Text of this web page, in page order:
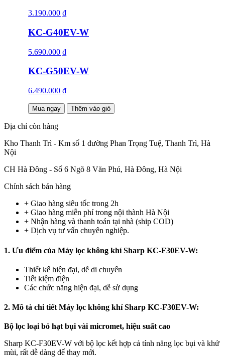
3.190.000 ₫
KC-G40EV-W
5.690.000 ₫
KC-G50EV-W
6.490.000 ₫
Mua ngay Thêm vào giỏ
Địa chỉ còn hàng
Kho Thanh Trì - Km số 1 đường Phan Trọng Tuệ, Thanh Trì, Hà
Nội
CH Hà Đông - Số 6 Ngõ 8 Văn Phú, Hà Đông, Hà Nội
Chính sách bán hàng
+ Giao hàng siêu tốc trong 2h
+ Giao hàng miễn phí trong nội thành Hà Nội
+ Nhận hàng và thanh toán tại nhà (ship COD)
+ Dịch vụ tư vấn chuyên nghiệp.
1. Ưu điểm của Máy lọc không khí Sharp KC-F30EV-W:
Thiết kế hiện đại, dễ di chuyển
Tiết kiệm điện
Các chức năng hiện đại, dễ sử dụng
2. Mô tả chi tiết Máy lọc không khí Sharp KC-F30EV-W:
Bộ lọc loại bỏ hạt bụi vài micromet, hiệu suất cao
Sharp KC-F30EV-W với bộ lọc kết hợp cả tính năng lọc bụi và khử
mùi, rất dễ dàng để thay mới.